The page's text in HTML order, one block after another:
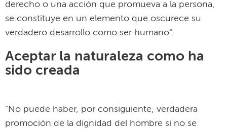
derecho o una acción que promueva a la persona,
se constituye en un elemento que oscurece su
verdadero desarrollo como ser humano".
Aceptar la naturaleza como ha
sido creada
"No puede haber, por consiguiente, verdadera
promoción de la dignidad del hombre si no se